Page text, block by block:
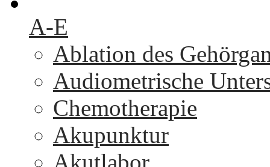
A-E
Ablation des
Audiometrische
Chemotherapie
Akupunktur
Akutlabor